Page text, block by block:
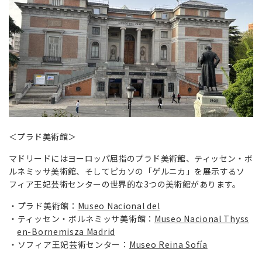
＜プラド美術館＞
マドリードにはヨーロッパ屈指のプラド美術館、ティッセン・ボ
ルネミッサ美術館、そしてピカソの「ゲルニカ」を展示するソ
フィア王妃芸術センターの世界的な3つの美術館があります。
プラド美術館： Museo Nacional del
ティッセン・ボルネミッサ美術館： Museo Nacional Thyss
en-Bornemisza Madrid
ソフィア王妃芸術センター： Museo Reina Sofía